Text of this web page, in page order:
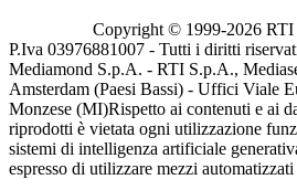
Copyright © 1999-2026 RTI
P.Iva 03976881007 - Tutti i diritti
Mediamond S.p.A. - RTI S.p.A.,
Amsterdam (Paesi Bassi) - Uffici Viale
Monzese (MI)Rispetto ai contenuti e ai
riprodotti è vietata ogni utilizzazione
sistemi di intelligenza artificiale
espresso di utilizzare mezzi